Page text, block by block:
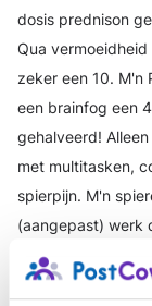
dosis prednison
Qua
zeker een 10. M'n
een brainfog een
gehalveerd!
met multitasken,
spierpijn. M'n
(aangepast) werk
Loginofregistreer